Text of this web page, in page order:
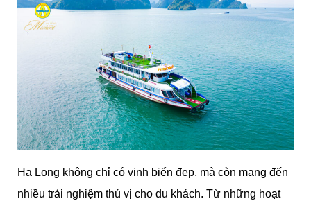
Hạ Long không chỉ có vịnh biển đẹp, mà còn mang đến
nhiều trải nghiệm thú vị cho du khách. Từ những hoạt